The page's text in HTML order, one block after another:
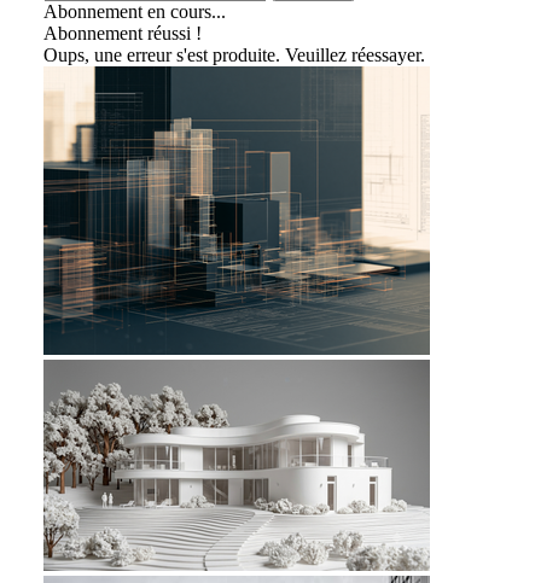
Abonnement en cours...
Abonnement réussi !
Oups, une erreur s'est produite. Veuillez réessayer.